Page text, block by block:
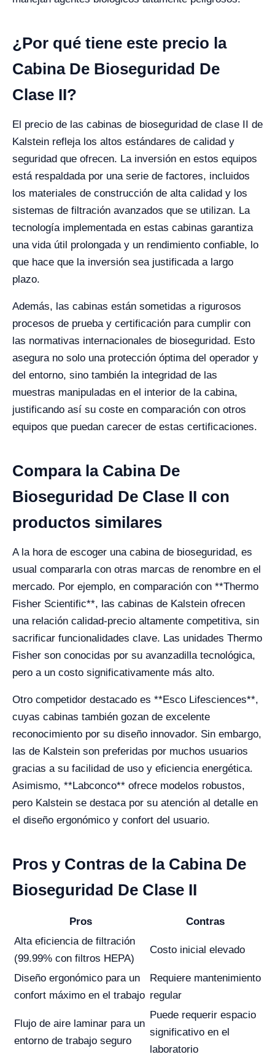
¿Por qué tiene este precio la
Cabina De Bioseguridad De
Clase II?
El precio de las cabinas de bioseguridad de clase II de
Kalstein refleja los altos estándares de calidad y
seguridad que ofrecen. La inversión en estos equipos
está respaldada por una serie de factores, incluidos
los materiales de construcción de alta calidad y los
sistemas de filtración avanzados que se utilizan. La
tecnología implementada en estas cabinas garantiza
una vida útil prolongada y un rendimiento confiable, lo
que hace que la inversión sea justificada a largo
plazo.
Además, las cabinas están sometidas a rigurosos
procesos de prueba y certificación para cumplir con
las normativas internacionales de bioseguridad. Esto
asegura no solo una protección óptima del operador y
del entorno, sino también la integridad de las
muestras manipuladas en el interior de la cabina,
justificando así su coste en comparación con otros
equipos que puedan carecer de estas certificaciones.
Compara la Cabina De
Bioseguridad De Clase II con
productos similares
A la hora de escoger una cabina de bioseguridad, es
usual compararla con otras marcas de renombre en el
mercado. Por ejemplo, en comparación con **Thermo
Fisher Scientific**, las cabinas de Kalstein ofrecen
una relación calidad-precio altamente competitiva, sin
sacrificar funcionalidades clave. Las unidades Thermo
Fisher son conocidas por su avanzadilla tecnológica,
pero a un costo significativamente más alto.
Otro competidor destacado es **Esco Lifesciences**,
cuyas cabinas también gozan de excelente
reconocimiento por su diseño innovador. Sin embargo,
las de Kalstein son preferidas por muchos usuarios
gracias a su facilidad de uso y eficiencia energética.
Asimismo, **Labconco** ofrece modelos robustos,
pero Kalstein se destaca por su atención al detalle en
el diseño ergonómico y confort del usuario.
Pros y Contras de la Cabina De
Bioseguridad De Clase II
Pros
Contras
Alta eficiencia de filtración
(99.99% con filtros HEPA)
Costo inicial elevado
Diseño ergonómico para un
confort máximo en el trabajo
Requiere mantenimiento
regular
Flujo de aire laminar para un
entorno de trabajo seguro
Puede requerir espacio
significativo en el
laboratorio